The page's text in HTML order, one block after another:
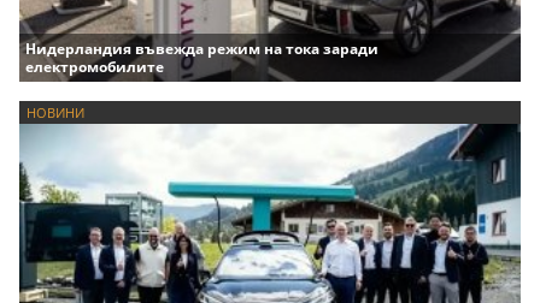
Нидерландия въвежда режим на тока заради
електромобилите
НОВИНИ